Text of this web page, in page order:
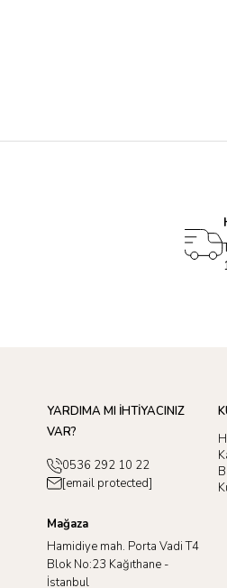
YARDIMA MI İHTİYACINIZ
VAR?
0536 292 10 22
[email protected]
Mağaza
Hamidiye mah. Porta Vadi T4
Blok No:23 Kağıthane -
İstanbul